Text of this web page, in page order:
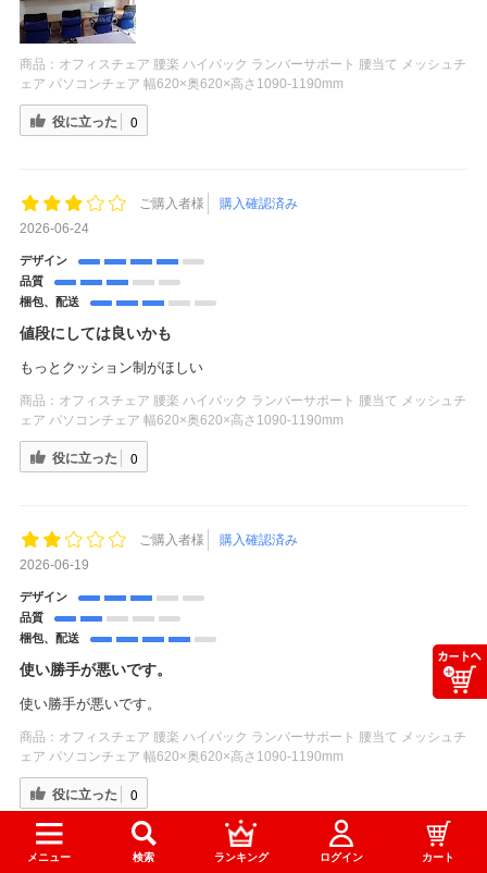
商品： オフィスチェア 腰楽 ハイバック ランバーサポート 腰当て メッシュチ
ェア パソコンチェア 幅620×奥620×高さ1090-1190mm
役に立った 0
ご購入者様
購入確認済み
2026-06-24
デザイン
品質
梱包、配送
値段にしては良いかも
もっとクッション制がほしい
商品： オフィスチェア 腰楽 ハイバック ランバーサポート 腰当て メッシュチ
ェア パソコンチェア 幅620×奥620×高さ1090-1190mm
役に立った 0
ご購入者様
購入確認済み
2026-06-19
デザイン
品質
梱包、配送
使い勝手が悪いです。
使い勝手が悪いです。
商品： オフィスチェア 腰楽 ハイバック ランバーサポート 腰当て メッシュチ
ェア パソコンチェア 幅620×奥620×高さ1090-1190mm
役に立った 0
メニュー 検索 ランキング ログイン カート